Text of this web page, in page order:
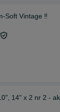
Soft Vintage ‼️
14" x 2 nr 2 -